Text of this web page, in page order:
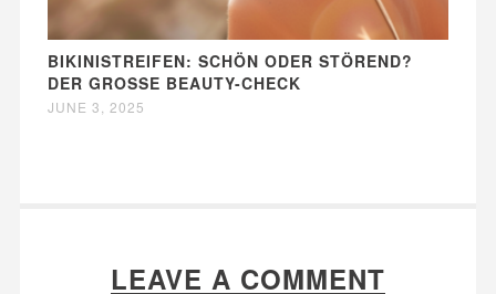
BIKINISTREIFEN: SCHÖN ODER STÖREND?
DER GROSSE BEAUTY-CHECK
JUNE 3, 2025
LEAVE A COMMENT